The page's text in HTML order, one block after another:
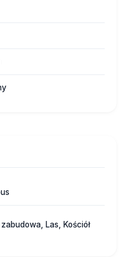
Las, Kościół